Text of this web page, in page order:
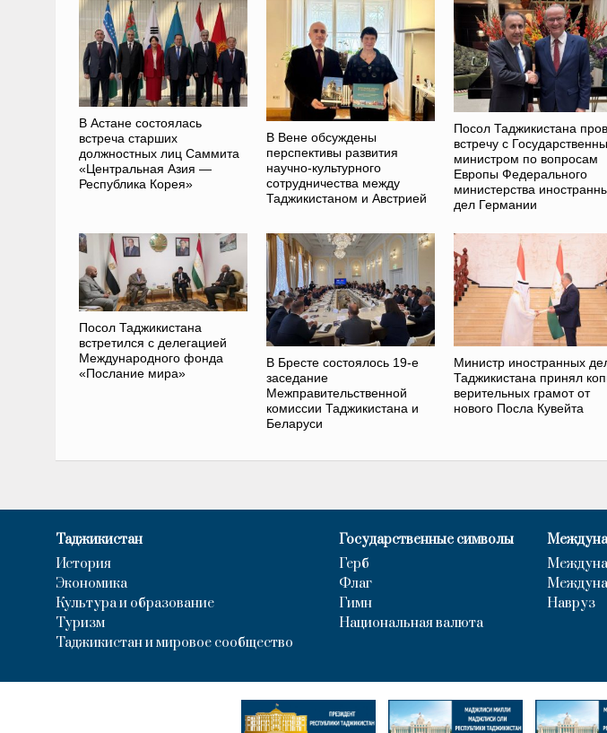
В Астане состоялась
встреча старших
должностных лиц Саммита
«Центральная Азия —
Республика Корея»
В Вене обсуждены
перспективы развития
научно-культурного
сотрудничества между
Таджикистаном и Австрией
Посол Таджикистана
встречу с
министром по вопросам
Европы Федерального
министерства
дел Германии
Посол Таджикистана
встретился с делегацией
Международного фонда
«Послание мира»
В Бресте состоялось 19-е
заседание
Межправительственной
комиссии Таджикистана и
Беларуси
Министр иностранных
Таджикистана принял
верительных грамот от
нового Посла Кувейта
Таджикистан
История
Экономика
Культура и образование
Туризм
Таджикистан и мировое сообщество
Государственные символы
Герб
Флаг
Гимн
Национальная валюта
Навруз